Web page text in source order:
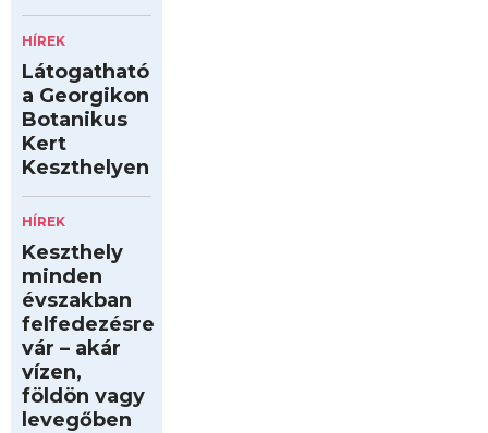
HÍREK
Látogatható
a Georgikon
Botanikus
Kert
Keszthelyen
HÍREK
Keszthely
minden
évszakban
felfedezésre
vár – akár
vízen,
földön vagy
levegőben